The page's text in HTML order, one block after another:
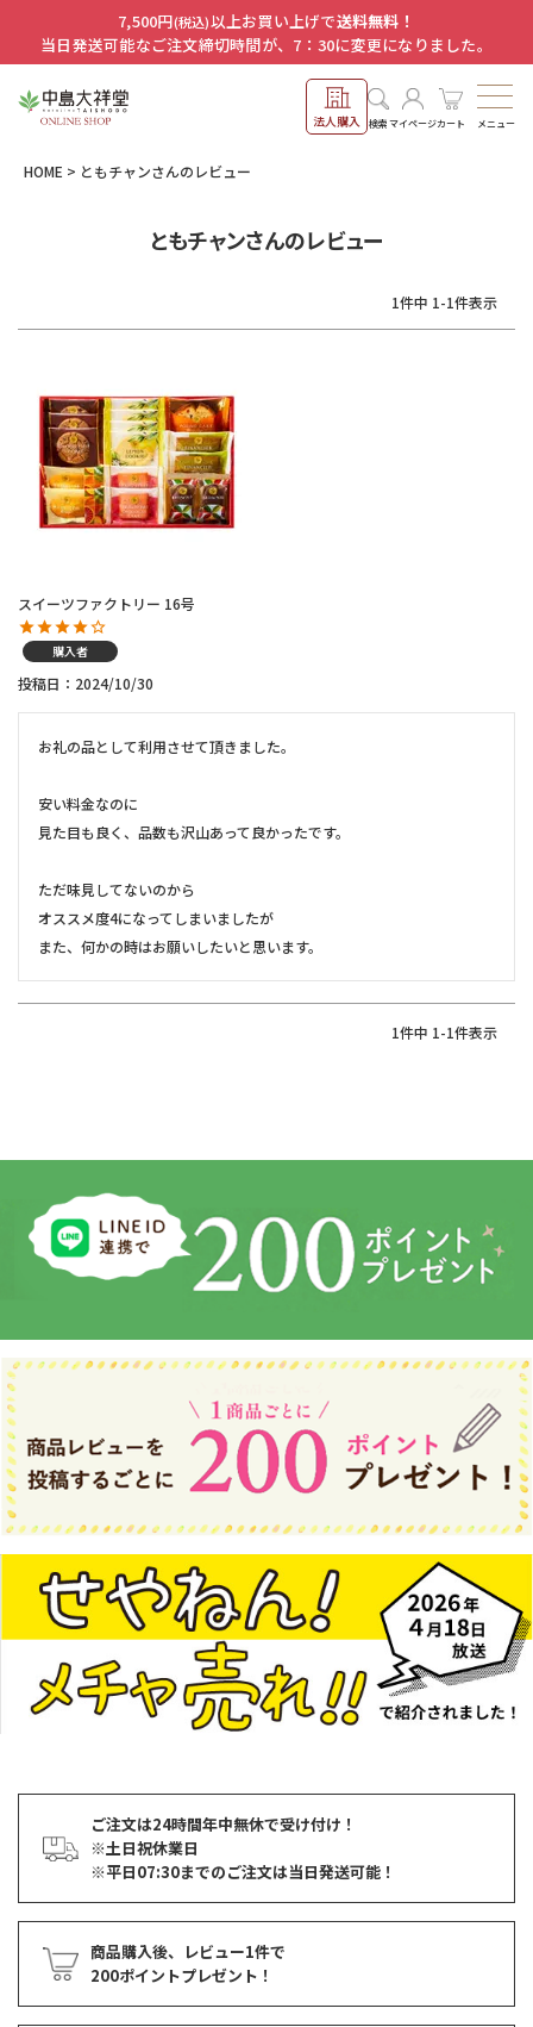
7,500円(税込)以上お買い上げで送料無料！
当日発送可能なご注文締切時間が、7：30に変更になりました。
法人購入 検索マイページカート メニュー
HOME ともチャンさんのレビュー
ともチャンさんのレビュー
1件中 1-1件表示
スイーツファクトリー 16号
購入者
投稿日 2024/10/30
お礼の品として利用させて頂きました。
安い料金なのに
見た目も良く、品数も沢山あって良かったです。
ただ味見してないのから
オススメ度4になってしまいましたが
また、何かの時はお願いしたいと思います。
1件中 1-1件表示
ご注文は24時間年中無休で受け付け！
※土日祝休業日
※平日07:30までのご注文は当日発送可能！
商品購入後、レビュー1件で
200ポイントプレゼント！